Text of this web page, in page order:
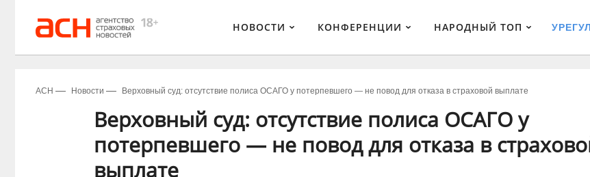
НОВОСТИ КОНФЕРЕНЦИИ НАРОДНЫЙ ТОП
АСН Новости Верховный суд: отсутствие полиса ОСАГО у потерпевшего — не повод для отказа в страховой выплате
Верховный суд: отсутствие полиса ОСАГО у
потерпевшего — не повод для отказа в
выплате